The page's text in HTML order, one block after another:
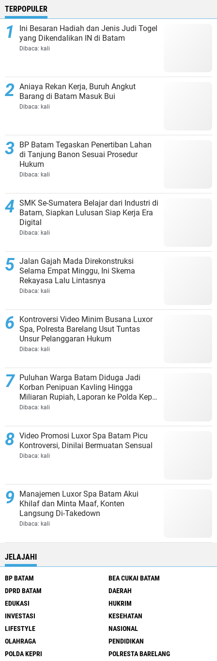
TERPOPULER
Ini Besaran Hadiah dan Jenis Judi Togel
yang Dikendalikan IN di Batam
Dibaca: kali
Aniaya Rekan Kerja, Buruh Angkut
Barang di Batam Masuk Bui
Dibaca: kali
BP Batam Tegaskan Penertiban Lahan
di Tanjung Banon Sesuai Prosedur
Hukum
Dibaca: kali
SMK Se-Sumatera Belajar dari Industri di
Batam, Siapkan Lulusan Siap Kerja Era
Digital
Dibaca: kali
Jalan Gajah Mada Direkonstruksi
Selama Empat Minggu, Ini Skema
Rekayasa Lalu Lintasnya
Dibaca: kali
Kontroversi Video Minim Busana Luxor
Spa, Polresta Barelang Usut Tuntas
Unsur Pelanggaran Hukum
Dibaca: kali
Puluhan Warga Batam Diduga Jadi
Korban Penipuan Kavling Hingga
Miliaran Rupiah, Laporan ke Polda Kepri
Jalan di Tempat?
Dibaca: kali
Video Promosi Luxor Spa Batam Picu
Kontroversi, Dinilai Bermuatan Sensual
Dibaca: kali
Manajemen Luxor Spa Batam Akui
Khilaf dan Minta Maaf, Konten
Langsung Di-Takedown
Dibaca: kali
JELAJAHI
BP BATAM
BEA CUKAI BATAM
DPRD BATAM
DAERAH
EDUKASI
HUKRIM
INVESTASI
KESEHATAN
LIFESTYLE
NASIONAL
OLAHRAGA
PENDIDIKAN
POLDA KEPRI
POLRESTA BARELANG